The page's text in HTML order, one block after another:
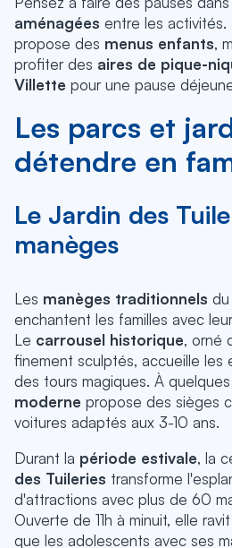
aménagées entre les activités.
propose des menus enfants,
profiter des aires de pique-
Villette pour une pause
Les parcs et
détendre en
Le Jardin des
manèges
Les manèges traditionnels du
enchantent les familles avec
Le carrousel historique, orné
finement sculptés, accueille les
des tours magiques. À
moderne propose des sièges
voitures adaptés aux 3-10 ans.
Durant la période estivale, la
des Tuileries transforme
d'attractions avec plus de 60
Ouverte de 11h à minuit, elle
que les adolescents avec ses